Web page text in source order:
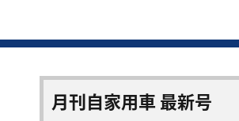
月刊自家用車 最新号